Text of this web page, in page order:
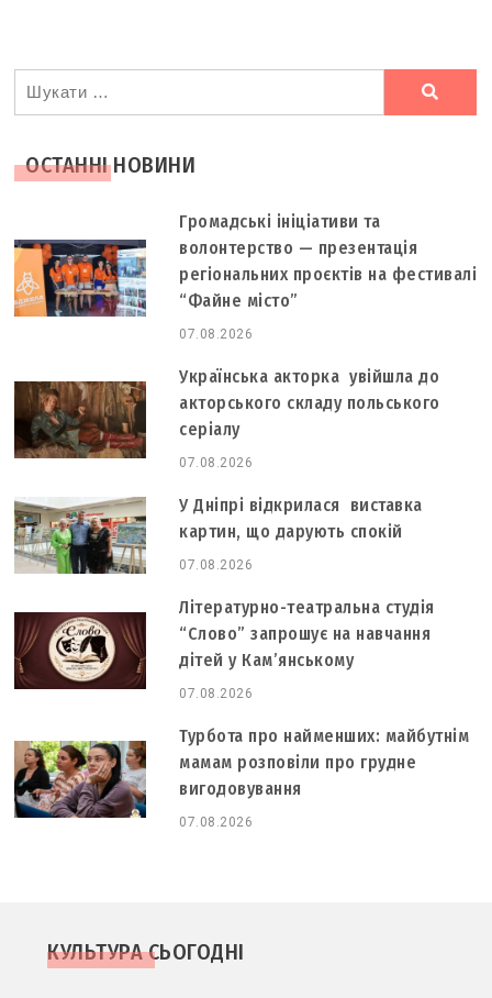
Ви
шукали
ОСТАННІ НОВИНИ
Громадські ініціативи та
волонтерство — презентація
регіональних проєктів на фестивалі
“Файне місто”
07.08.2026
Українська акторка увійшла до
акторського складу польського
серіалу
07.08.2026
У Дніпрі відкрилася виставка
картин, що дарують спокій
07.08.2026
Літературно-театральна студія
“Слово” запрошує на навчання
дітей у Кам’янському
07.08.2026
Турбота про найменших: майбутнім
мамам розповіли про грудне
вигодовування
07.08.2026
КУЛЬТУРА СЬОГОДНІ